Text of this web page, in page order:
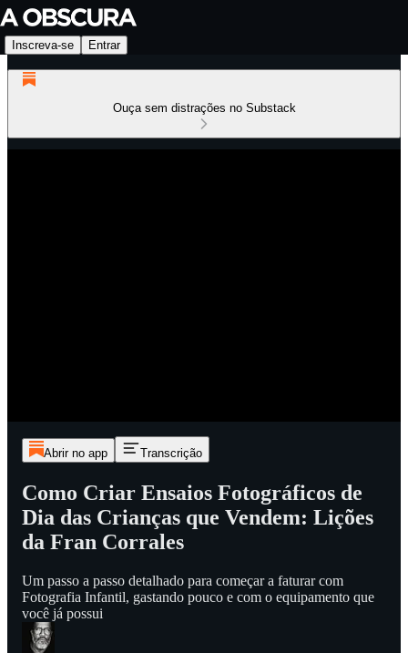
Inscreva-se Entrar
Ouça sem distrações no Substack
Abrir no app Transcrição
Como Criar Ensaios Fotográficos de
Dia das Crianças que Vendem: Lições
da Fran Corrales
Um passo a passo detalhado para começar a faturar com
Fotografia Infantil, gastando pouco e com o equipamento que
você já possui